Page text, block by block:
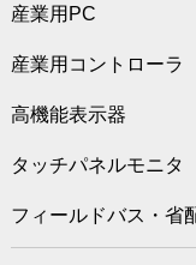
産業用PC
産業用コントローラ
高機能表示器
タッチパネルモニタ
フィールドバス・省